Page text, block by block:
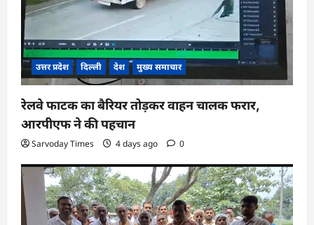
उत्तर प्रदेश दिल्ली देश मुख्य समाचार
रेलवे फाटक का बैरियर तोड़कर वाहन चालक फरार,
आरपीएफ ने की पहचान
Sarvoday Times 4 days ago 0